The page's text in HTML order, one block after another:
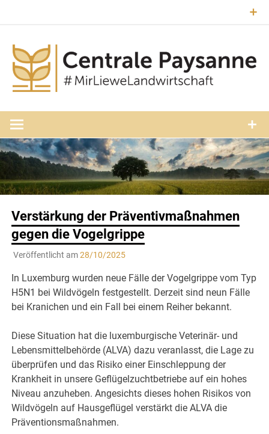
Verstärkung der Präventivmaßnahmen
gegen die Vogelgrippe
Veröffentlicht am28/10/2025
In Luxemburg wurden neue Fälle der Vogelgrippe vom Typ
H5N1 bei Wildvögeln festgestellt. Derzeit sind neun Fälle
bei Kranichen und ein Fall bei einem Reiher bekannt.
Diese Situation hat die luxemburgische Veterinär- und
Lebensmittelbehörde (ALVA) dazu veranlasst, die Lage zu
überprüfen und das Risiko einer Einschleppung der
Krankheit in unsere Geflügelzuchtbetriebe auf ein hohes
Niveau anzuheben. Angesichts dieses hohen Risikos von
Wildvögeln auf Hausgeflügel verstärkt die ALVA die
Präventionsmaßnahmen.